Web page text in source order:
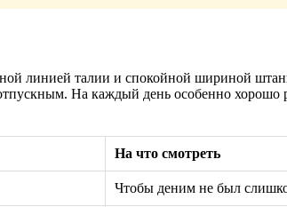
линией талии и спокойной шириной
На каждый день особенно
На что смотреть
Чтобы деним не был